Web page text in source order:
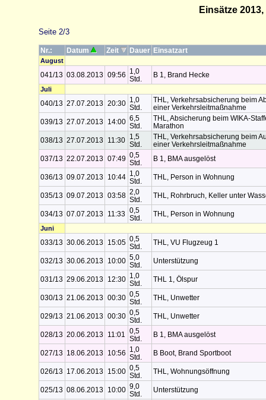
Einsätze
Seite 2/3
Nr.: Datum Zeit Dauer Einsatzart
August
041/13 03.08.2013 09:56
1,0
Std.
B 1, Brand Hecke
Juli
040/13 27.07.2013 20:30 1,0
Std.
THL, Verkehrsabsicherung beim
einer Verkehrsleitmaßnahme
039/13 27.07.2013 14:00 6,5
Std.
THL, Absicherung beim WIKA-
Marathon
038/13 27.07.2013 11:30
1,5
Std.
THL, Verkehrsabsicherung beim
einer Verkehrsleitmaßnahme
037/13 22.07.2013 07:49 0,5
Std.
B 1, BMA ausgelöst
036/13 09.07.2013 10:44 1,0
Std.
THL, Person in Wohnung
035/13 09.07.2013 03:58 2,0
Std.
THL, Rohrbruch, Keller unter
034/13 07.07.2013 11:33 0,5
Std.
THL, Person in Wohnung
Juni
033/13 30.06.2013 15:05 0,5
Std.
THL, VU Flugzeug 1
032/13 30.06.2013 10:00 5,0
Std.
Unterstützung
031/13 29.06.2013 12:30 1,0
Std.
THL 1, Ölspur
030/13 21.06.2013 00:30 0,5
Std.
THL, Unwetter
029/13 21.06.2013 00:30 0,5
Std.
THL, Unwetter
028/13 20.06.2013 11:01
0,5
Std.
B 1, BMA ausgelöst
027/13 18.06.2013 10:56
1,0
Std.
B Boot, Brand Sportboot
026/13 17.06.2013 15:00 0,5
Std.
THL, Wohnungsöffnung
025/13 08.06.2013 10:00 9,0
Std.
Unterstützung